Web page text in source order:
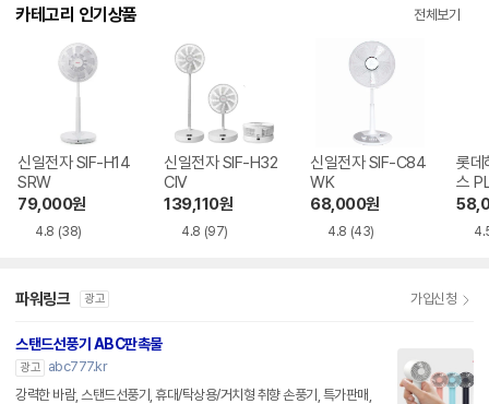
카테고리 인기상품 전체보기
신일전자 SIF-H14
SRW
79,000원
4.8 (38)
신일전자 SIF-H32
CIV
139,110원
4.8 (97)
신일전자 SIF-C84
WK
68,000원
4.8 (43)
롯데
스
WH
파워링크 광고 가입신청
스탠드선풍기 ABC판촉물
광고
abc777.kr
강력한 바람, 스탠드선풍기, 휴대/탁상용/거치형 취향 손풍기, 특가판매,